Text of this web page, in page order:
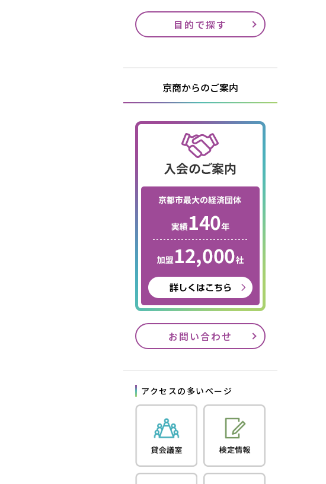
目的で探す
京商からのご案内
お問い合わせ
アクセスの多いページ